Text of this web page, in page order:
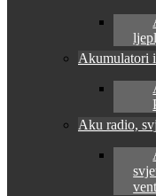
Akumulatori
Aku radio,